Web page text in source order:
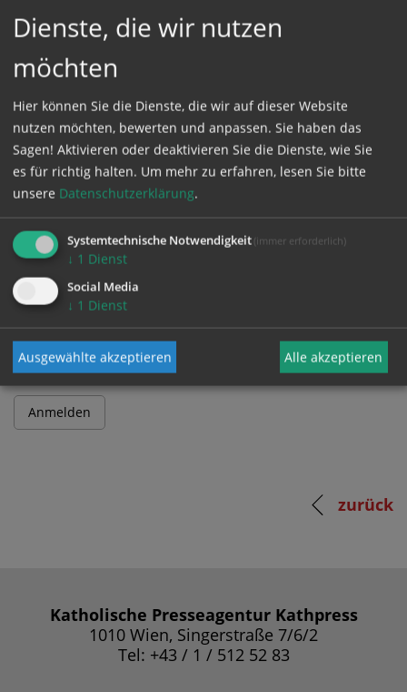
ProduktKathpress_online.
Bitte melden Sie sich mit Ihrem Benutzernamen
und Passwort an.
Benutzername
Passwort
zurück
Katholische Presseagentur Kathpress
1010 Wien, Singerstraße 7/6/2
Tel: +43 / 1 / 512 52 83
Dienste, die wir nutzen
möchten
Hier können Sie die Dienste, die wir auf dieser Website
nutzen möchten, bewerten und anpassen. Sie haben das
Sagen! Aktivieren oder deaktivieren Sie die Dienste, wie Sie
es für richtig halten. Um mehr zu erfahren, lesen Sie bitte
unsere Datenschutzerklärung.
Systemtechnische Notwendigkeit (immer erforderlich)
↓ 1 Dienst
Social Media
↓ 1 Dienst
Ausgewählte akzeptieren Alle akzeptieren